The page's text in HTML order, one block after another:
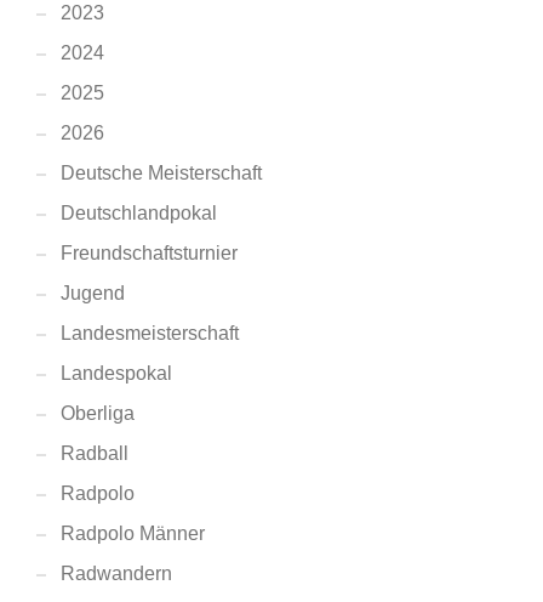
2023
2024
2025
2026
Deutsche Meisterschaft
Deutschlandpokal
Freundschaftsturnier
Jugend
Landesmeisterschaft
Landespokal
Oberliga
Radball
Radpolo
Radpolo Männer
Radwandern